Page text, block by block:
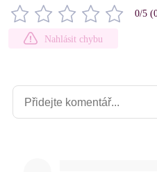
0/5 (
Nahlásit chybu